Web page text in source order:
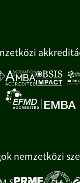
nemzetközi